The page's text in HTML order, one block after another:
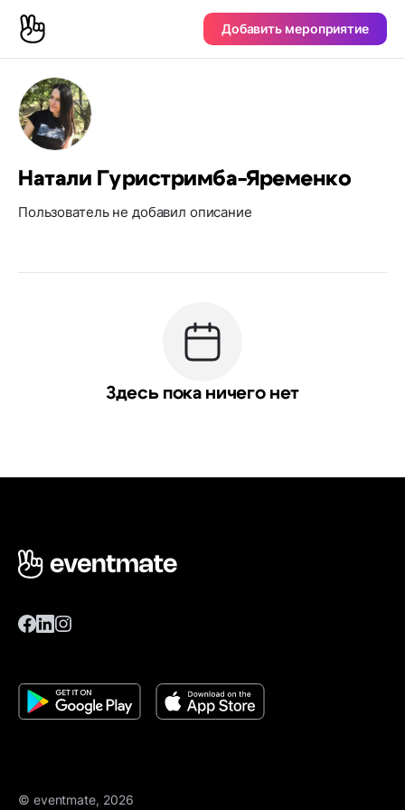
Добавить мероприятие
Натали Гуристримба-Яременко
Пользователь не добавил описание
Здесь пока ничего нет
© eventmate, 2026